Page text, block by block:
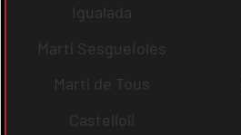
Igualada
Martí Sesgueioles
Martí de Tous
Castellolí